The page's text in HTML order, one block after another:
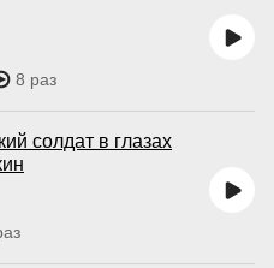
8 раз
солдат в глазах